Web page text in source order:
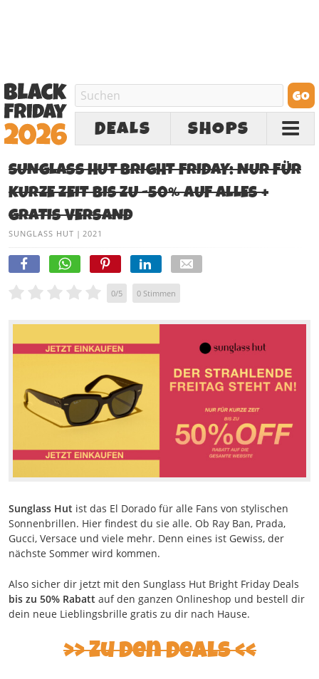
DEALS SHOPS
SUNGLASS HUT BRIGHT FRIDAY: NUR FÜR
KURZE ZEIT BIS ZU -50% AUF ALLES +
GRATIS VERSAND
SUNGLASS HUT | 2021
0/5 0 Stimmen
Sunglass Hut ist das El Dorado für alle Fans von stylischen
Sonnenbrillen. Hier findest du sie alle. Ob Ray Ban, Prada,
Gucci, Versace und viele mehr. Denn eines ist Gewiss, der
nächste Sommer wird kommen.
Also sicher dir jetzt mit den Sunglass Hut Bright Friday Deals
bis zu 50% Rabatt auf den ganzen Onlineshop und bestell dir
dein neue Lieblingsbrille gratis zu dir nach Hause.
Zu den Deals